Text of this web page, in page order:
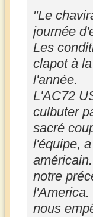
"Le
journée
Les
clapot à
l'année.
L'AC72
culbuter
sacré
l'équipe,
notre
l'America.
nous